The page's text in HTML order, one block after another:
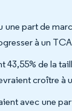
part de
à un
de la
croître à
avec une